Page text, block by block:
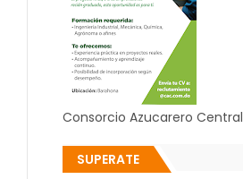
Consorcio Azucarero Central
SUPERATE